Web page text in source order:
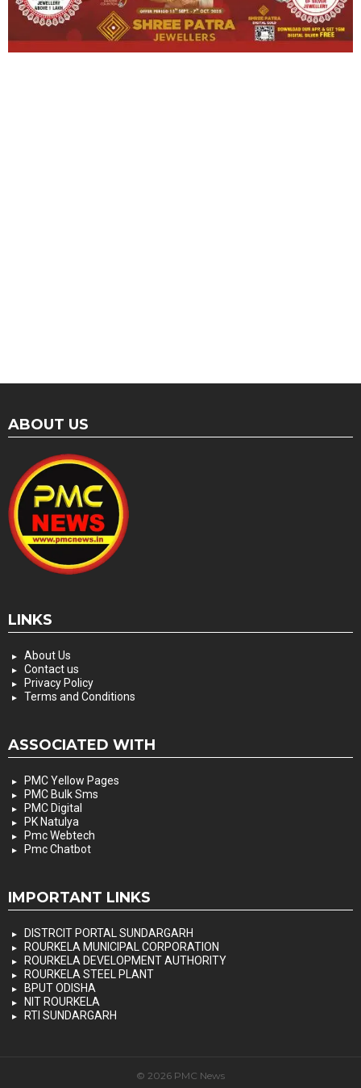
ABOUT US
LINKS
About Us
Contact us
Privacy Policy
Terms and Conditions
ASSOCIATED WITH
PMC Yellow Pages
PMC Bulk Sms
PMC Digital
PK Natulya
Pmc Webtech
Pmc Chatbot
IMPORTANT LINKS
DISTRCIT PORTAL SUNDARGARH
ROURKELA MUNICIPAL CORPORATION
ROURKELA DEVELOPMENT AUTHORITY
ROURKELA STEEL PLANT
BPUT ODISHA
NIT ROURKELA
RTI SUNDARGARH
© 2026 PMC News